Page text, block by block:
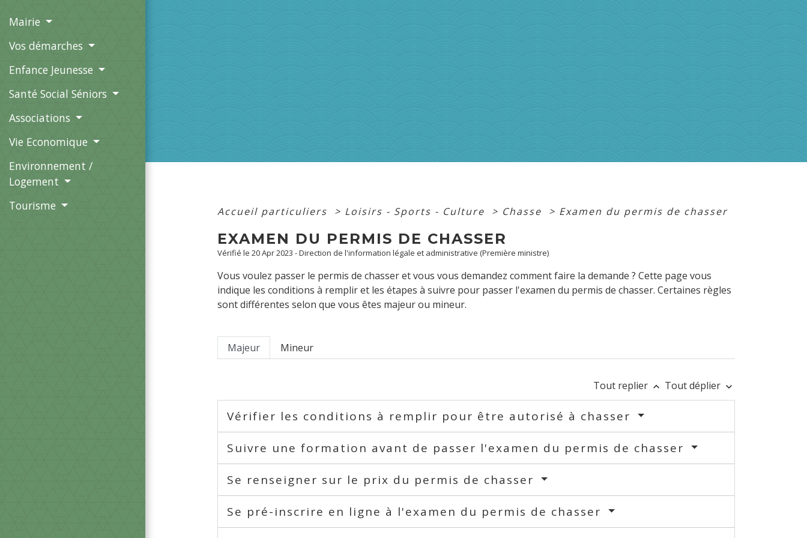
Mairie
Vos démarches
Enfance Jeunesse
Santé Social Séniors
Associations
Vie Economique
Environnement /
Logement
Tourisme
Accueil particuliers > Loisirs - Sports - Culture > Chasse > Examen du permis de chasser
EXAMEN DU PERMIS DE CHASSER
Vérifié le 20 Apr 2023 - Direction de l'information légale et administrative (Première ministre)
Vous voulez passer le permis de chasser et vous vous demandez comment faire la demande ? Cette page vous
indique les conditions à remplir et les étapes à suivre pour passer l'examen du permis de chasser. Certaines règles
sont différentes selon que vous êtes majeur ou mineur.
Majeur Mineur
Tout replier keyboard_arrow_up Tout déplier keyboard_arrow_down
Vérifier les conditions à remplir pour être autorisé à chasser
Suivre une formation avant de passer l'examen du permis de chasser
Se renseigner sur le prix du permis de chasser
Se pré-inscrire en ligne à l'examen du permis de chasser